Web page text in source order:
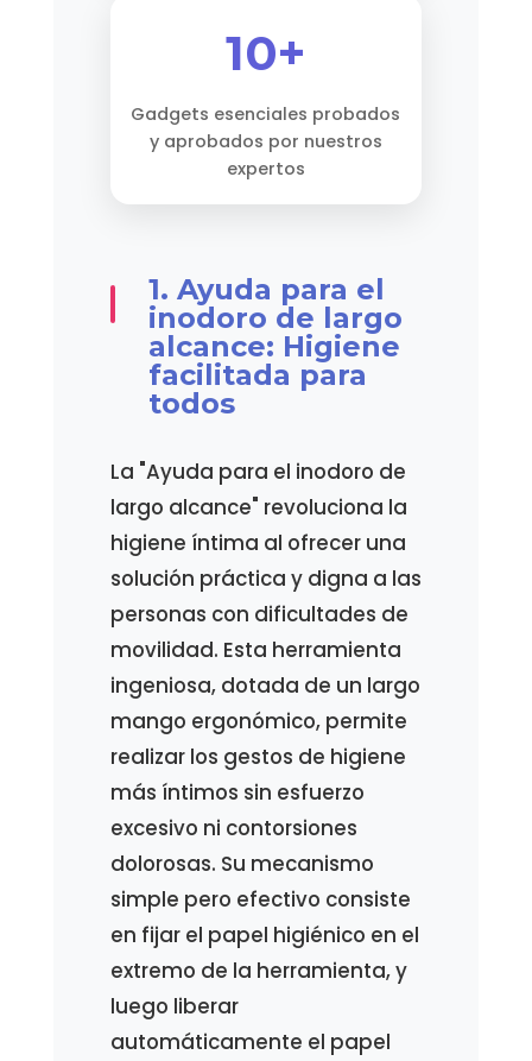
10+
Gadgets esenciales probados
y aprobados por nuestros
expertos
1. Ayuda para el
inodoro de largo
alcance: Higiene
facilitada para
todos
La "Ayuda para el inodoro de
largo alcance" revoluciona la
higiene íntima al ofrecer una
solución práctica y digna a las
personas con dificultades de
movilidad. Esta herramienta
ingeniosa, dotada de un largo
mango ergonómico, permite
realizar los gestos de higiene
más íntimos sin esfuerzo
excesivo ni contorsiones
dolorosas. Su mecanismo
simple pero efectivo consiste
en fijar el papel higiénico en el
extremo de la herramienta, y
luego liberar
automáticamente el papel